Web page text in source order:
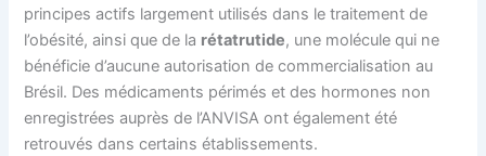
principes actifs largement utilisés dans le traitement de
l’obésité, ainsi que de la rétatrutide, une molécule qui ne
bénéficie d’aucune autorisation de commercialisation au
Brésil. Des médicaments périmés et des hormones non
enregistrées auprès de l’ANVISA ont également été
retrouvés dans certains établissements.